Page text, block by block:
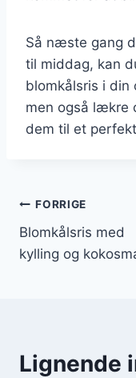
Så næste gang
til middag, kan
blomkålsris i din
men også lækre
dem til et
FORRIGE
Blomkålsris med
kylling og
Lignende